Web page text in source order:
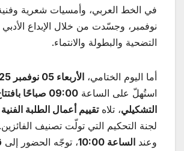
في الخط العربي، وأمسيات شعرية
نوفمبر، وجسّدت من خلال الإبداع الأدبي
التضحية والبطولة والانتماء.
أما اليوم الختامي، الأربعاء 05 نوفمبر 2025
استُهلّ على الساعة
09:00 صباحًا
التشكيلي، تلاهتقييم أعمال الطلبة الفنية
لجنة التحكيم التي تولّت تصنيف الفائزين.
وعند الساعة 10:00 ، توجّه الحضور إلى